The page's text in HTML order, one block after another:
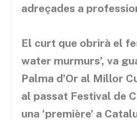
adreçades a
El curt que obrirà el
water murmurs’, va
Palma d’Or al Millor
al passat Festival de
una ‘première’ a